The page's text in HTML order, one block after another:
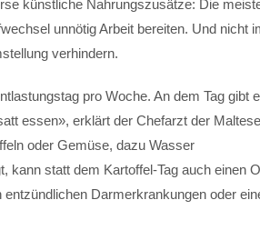
künstliche Nahrungszusätze: Die
unnötig Arbeit bereiten. Und nicht
verhindern.
pro Woche. An dem Tag gibt
essen», erklärt der Chefarzt der
oder Gemüse, dazu Wasser
kann statt dem Kartoffel-Tag auch einen
Darmerkrankungen oder